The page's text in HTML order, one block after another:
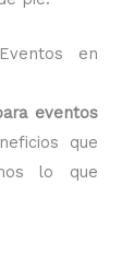
en
eventos
que
lo que